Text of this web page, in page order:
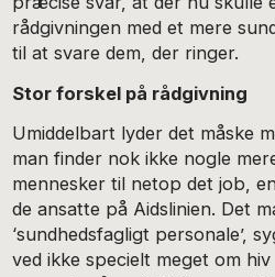
rådgivningen med et mere
til at svare dem, der ringer.
Stor forskel på rådgivning
Umiddelbart lyder det måske
man finder nok ikke nogle
mennesker til netop det job,
de ansatte på Aidslinien. Det
‘sundhedsfagligt personale’,
ved ikke specielt meget om